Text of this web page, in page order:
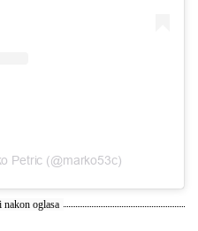
Petric (@marko53c)
nakon oglasa